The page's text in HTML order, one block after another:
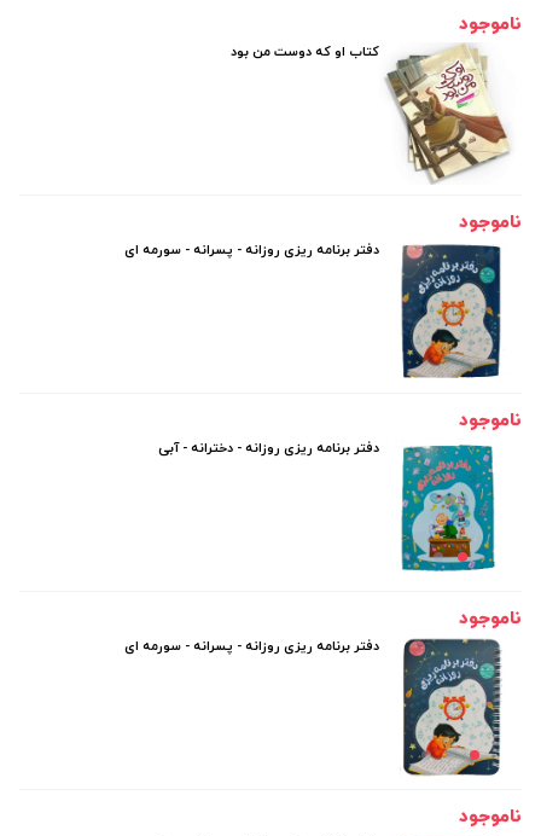
ناموجود
کتاب او که دوست من بود
ناموجود
دفتر برنامه ریزی روزانه - پسرانه - سورمه ای
ناموجود
دفتر برنامه ریزی روزانه - دخترانه - آبی
ناموجود
دفتر برنامه ریزی روزانه - پسرانه - سورمه ای
ناموجود